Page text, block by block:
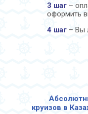
3 шаг –
оформить
4 шаг – Вы
круизов в